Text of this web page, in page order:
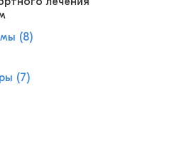
(8)
(7)